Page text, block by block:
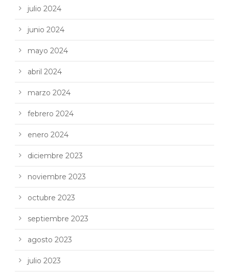
julio 2024
junio 2024
mayo 2024
abril 2024
marzo 2024
febrero 2024
enero 2024
diciembre 2023
noviembre 2023
octubre 2023
septiembre 2023
agosto 2023
julio 2023